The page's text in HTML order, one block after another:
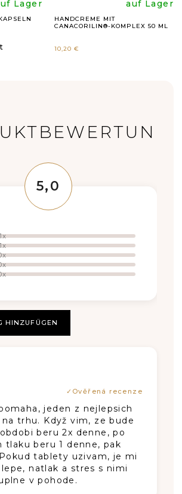
Lager
HANDCREME MIT
CANACORILIN®-KOMPLEX 50 ML
Die
5,0
von
5
auf Lager
10,20 €
5,0
Die
ist
5,0
von
5
Sternen.
HINZUFÜGEN
Produktbewertung beträgt 5 von
jeden z nejlepsich
trhu. Když vim, ze bude
beru 2x denne, po
tlaku beru 1 denne, pak
tablety uzivam, je mi
natlak a stres s nimi
v pohode.